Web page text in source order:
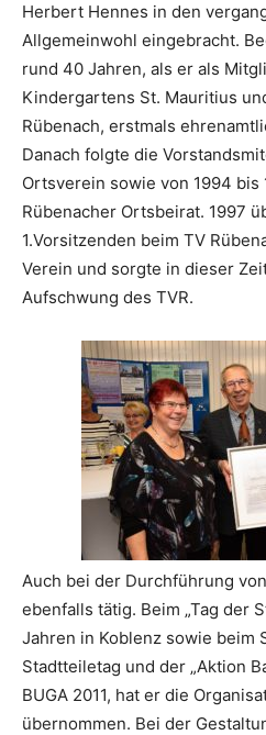
Herbert Hennes in den
Allgemeinwohl eingebracht.
rund 40 Jahren, als er als
Kindergartens St. Mauritius
Rübenach, erstmals
Danach folgte die
Ortsverein sowie von 1994 bis
Rübenacher Ortsbeirat. 1997
1.Vorsitzenden beim TV
Verein und sorgte in dieser
Aufschwung des TVR.
Auch bei der Durchführung
ebenfalls tätig. Beim „Tag der
Jahren in Koblenz sowie beim
Stadtteiletag und der „Aktion
BUGA 2011, hat er die
übernommen. Bei der